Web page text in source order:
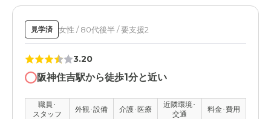
見学済 女性 / 80代後半 / 要支援2
3.20
阪神住吉駅から徒歩1分と近い
職員･
スタッフ
外観･設備 介護･医療
近隣環境･
交通
料金･費用